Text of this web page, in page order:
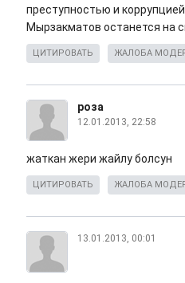
преступностью и
Мырзакматов останется на
ЦИТИРОВАТЬ ЖАЛОБА
роза
12.01.2013, 22:58
жаткан жери жайлу болсун
ЦИТИРОВАТЬ ЖАЛОБА
13.01.2013, 00:01